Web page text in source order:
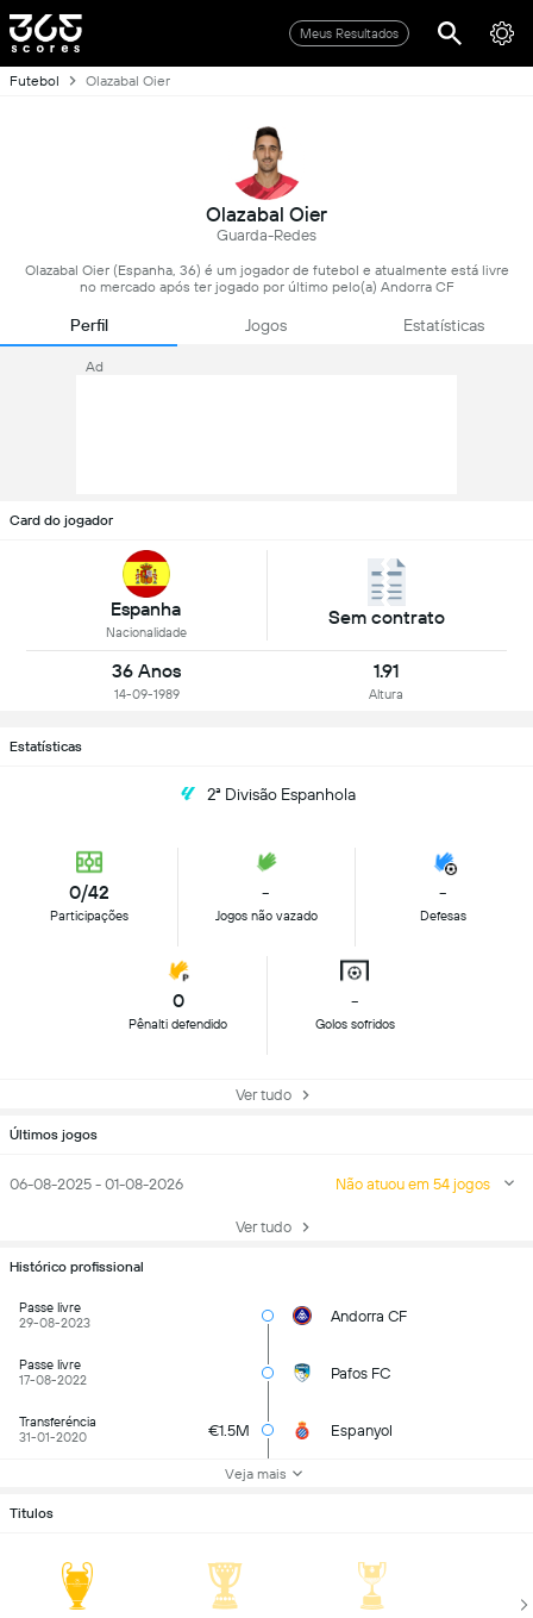
Meus Resultados
Futebol Olazabal Oier
Olazabal Oier
Guarda-Redes
Olazabal Oier (Espanha, 36) é um jogador de futebol e atualmente está livre
no mercado após ter jogado por último pelo(a) Andorra CF
Perfil Jogos Estatísticas
Ad
Card do jogador
Espanha
Nacionalidade
Sem contrato
36 Anos
14-09-1989
1.91
Altura
Estatísticas
2ª Divisão Espanhola
0/42
Participações
-
Jogos não vazado
-
Defesas
0
Pênalti defendido
-
Golos sofridos
Ver tudo
Últimos jogos
06-08-2025 - 01-08-2026 Não atuou em 54 jogos
Ver tudo
Histórico profissional
Passe livre
29-08-2023
Andorra CF
Passe livre
17-08-2022
Pafos FC
Transferéncia
31-01-2020
€1.5M Espanyol
Veja mais
Titulos